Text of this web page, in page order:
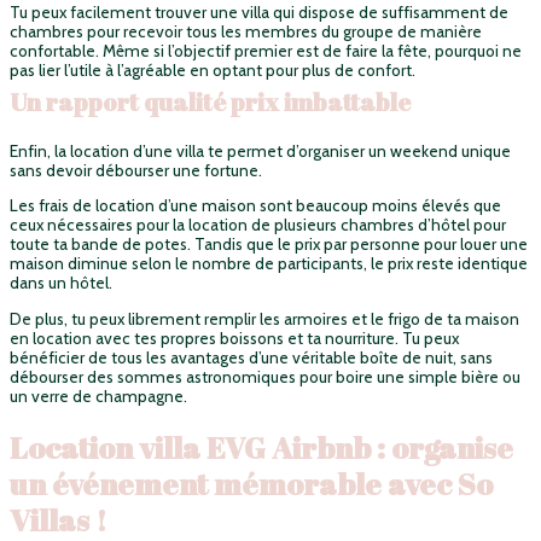
Tu peux facilement trouver une villa qui dispose de suffisamment de
chambres pour recevoir tous les membres du groupe de manière
confortable. Même si l’objectif premier est de faire la fête, pourquoi ne
pas lier l’utile à l’agréable en optant pour plus de confort.
Un rapport qualité prix imbattable
Enfin, la location d’une villa te permet d’organiser un weekend unique
sans devoir débourser une fortune.
Les frais de location d’une maison sont beaucoup moins élevés que
ceux nécessaires pour la location de plusieurs chambres d’hôtel pour
toute ta bande de potes. Tandis que le prix par personne pour louer une
maison diminue selon le nombre de participants, le prix reste identique
dans un hôtel.
De plus, tu peux librement remplir les armoires et le frigo de ta maison
en location avec tes propres boissons et ta nourriture. Tu peux
bénéficier de tous les avantages d’une véritable boîte de nuit, sans
débourser des sommes astronomiques pour boire une simple bière ou
un verre de champagne.
Location villa EVG Airbnb : organise
un événement mémorable avec So
Villas !